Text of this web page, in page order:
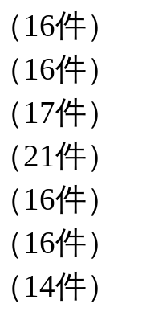
（16件）
（16件）
（17件）
（21件）
（16件）
（16件）
（14件）